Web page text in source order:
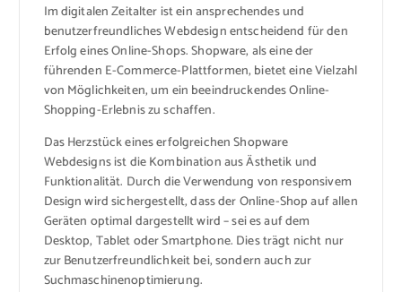
Im digitalen Zeitalter ist ein ansprechendes und
benutzerfreundliches Webdesign entscheidend für den
Erfolg eines Online-Shops. Shopware, als eine der
führenden E-Commerce-Plattformen, bietet eine Vielzahl
von Möglichkeiten, um ein beeindruckendes Online-
Shopping-Erlebnis zu schaffen.
Das Herzstück eines erfolgreichen Shopware
Webdesigns ist die Kombination aus Ästhetik und
Funktionalität. Durch die Verwendung von responsivem
Design wird sichergestellt, dass der Online-Shop auf allen
Geräten optimal dargestellt wird – sei es auf dem
Desktop, Tablet oder Smartphone. Dies trägt nicht nur
zur Benutzerfreundlichkeit bei, sondern auch zur
Suchmaschinenoptimierung.